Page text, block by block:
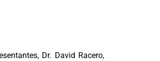
Dr. David Racero,